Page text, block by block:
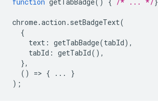
chrome.action . setBadgeText(
{
text : getTabBadge(tabId),
tabId : getTabId(),
},
()
=> { ...
}
);